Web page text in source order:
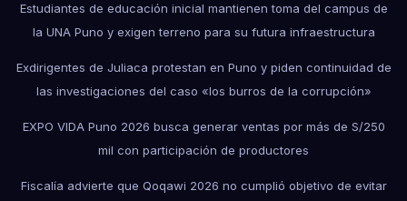
Estudiantes de educación inicial mantienen toma del campus de
la UNA Puno y exigen terreno para su futura infraestructura
Exdirigentes de Juliaca protestan en Puno y piden continuidad de
las investigaciones del caso «los burros de la corrupción»
EXPO VIDA Puno 2026 busca generar ventas por más de S/250
mil con participación de productores
Fiscalía advierte que Qoqawi 2026 no cumplió objetivo de evitar